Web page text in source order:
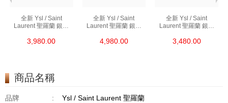
全新 Ysl / Saint
Laurent 聖羅蘭 銀包
短身折疊款銀包
3,980.00
全新 Ysl / Saint
Laurent 聖羅蘭 銀包
短身拉鏈款銀包
4,980.00
全新 Ysl / Saint
Laurent 聖羅蘭 銀包
短身啪鈕款銀包
3,480.00
商品名稱
品牌 : Ysl / Saint Laurent 聖羅蘭